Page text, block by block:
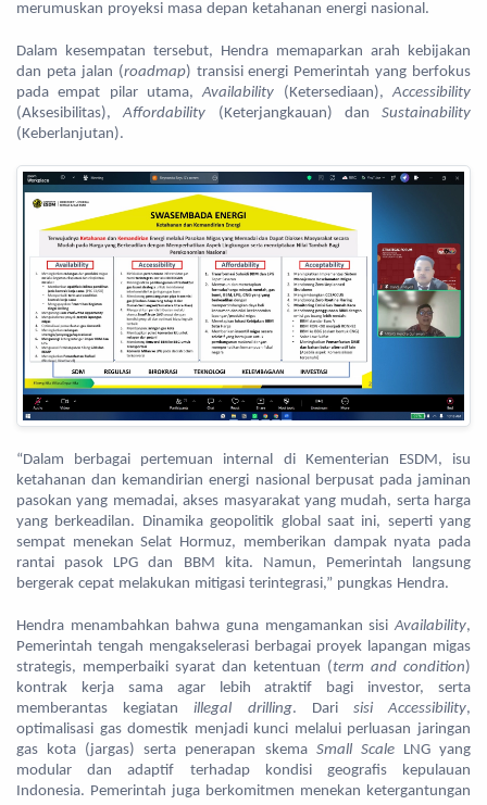
merumuskan proyeksi masa depan ketahanan energi nasional.
Dalam kesempatan tersebut, Hendra memaparkan arah kebijakan
dan peta jalan (roadmap) transisi energi Pemerintah yang berfokus
pada empat pilar utama,Availability (Ketersediaan),Accessibility
(Aksesibilitas),Affordability (Keterjangkauan) dan Sustainability
(Keberlanjutan).
“Dalam berbagai pertemuan internal di Kementerian ESDM, isu
ketahanan dan kemandirian energi nasional berpusat pada jaminan
pasokan yang memadai, akses masyarakat yang mudah, serta harga
yang berkeadilan. Dinamika geopolitik global saat ini, seperti yang
sempat menekan Selat Hormuz, memberikan dampak nyata pada
rantai pasok LPG dan BBM kita. Namun, Pemerintah langsung
bergerak cepat melakukan mitigasi terintegrasi,” pungkas Hendra.
Hendra menambahkan bahwa guna mengamankan sisiAvailability,
Pemerintah tengah mengakselerasi berbagai proyek lapangan migas
strategis, memperbaiki syarat dan ketentuan (term and condition)
kontrak kerja sama agar lebih atraktif bagi investor, serta
memberantas kegiatanillegal drilling. Dari sisi Accessibility,
optimalisasi gas domestik menjadi kunci melalui perluasan jaringan
gas kota (jargas) serta penerapan skema Small ScaleLNG yang
modular dan adaptif terhadap kondisi geografis kepulauan
Indonesia. Pemerintah juga berkomitmen menekan ketergantungan